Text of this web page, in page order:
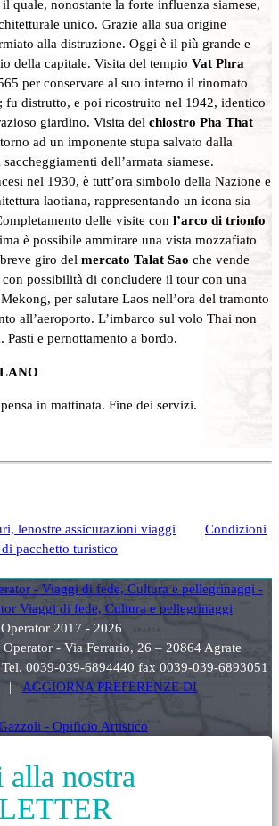
il quale, nonostante la forte influenza siamese,
unico. Grazie alla sua origine
alla distruzione. Oggi è il più grande e
della capitale. Visita del tempio Vat Phra
per conservare al suo interno il rinomato
fu distrutto, e poi ricostruito nel 1942, identico
giardino. Visita del chiostro Pha That
ad un imponente stupa salvato dalla
dell’armata siamese.
nel 1930, è tutt’ora simbolo della Nazione e
laotiana, rappresentando un icona sia
delle visite con l’arco di trionfo
è possibile ammirare una vista mozzafiato
giro del mercato Talat Sao che vende
possibilità di concludere il tour con una
per salutare Laos nell’ora del tramonto
all’aeroporto. L’imbarco sul volo Thai non
e pernottamento a bordo.
in mattinata. Fine dei servizi.
lenostre assicurazioni viaggi
Condizioni
pacchetto turistico
2017 - 2026
- Via Ferrario, 26 – 20864 Agrate
0039-039-6894440 fax 0039-039-6893051
| AGGIORNA PREFERENZE DI
- Opificio Artistico
nostra